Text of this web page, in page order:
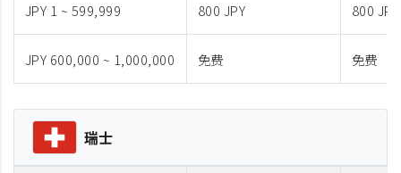
JPY 1 ~ 599,999 800 JPY 800 JPY
JPY 600,000 ~ 1,000,000 免费 免费
瑞士